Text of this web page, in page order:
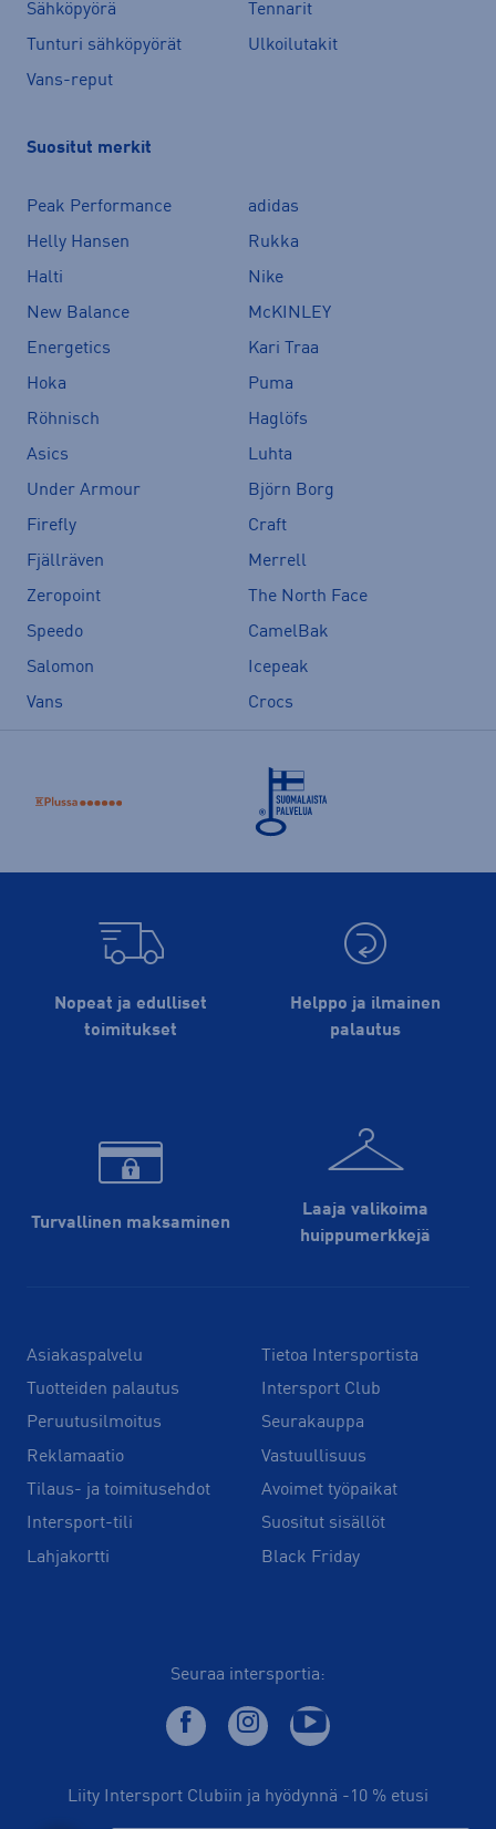
Sähköpyörä
Tennarit
Tunturi sähköpyörät
Ulkoilutakit
Vans-reput
Suositut merkit
Peak Performance
adidas
Helly Hansen
Rukka
Halti
Nike
New Balance
McKINLEY
Energetics
Kari Traa
Hoka
Puma
Röhnisch
Haglöfs
Asics
Luhta
Under Armour
Björn Borg
Firefly
Craft
Fjällräven
Merrell
Zeropoint
The North Face
Speedo
CamelBak
Salomon
Icepeak
Vans
Crocs
Nopeat ja edulliset
toimitukset
Helppo ja ilmainen
palautus
Turvallinen maksaminen
Laaja valikoima
huippu­merkkejä
Asiakaspalvelu
Tuotteiden palautus
Peruutusilmoitus
Reklamaatio
Tilaus- ja toimitusehdot
Intersport-tili
Lahjakortti
Tietoa Intersportista
Intersport Club
Seurakauppa
Vastuullisuus
Avoimet työpaikat
Suositut sisällöt
Black Friday
Seuraa intersportia:
Liity Intersport Clubiin ja hyödynnä -10 % etusi